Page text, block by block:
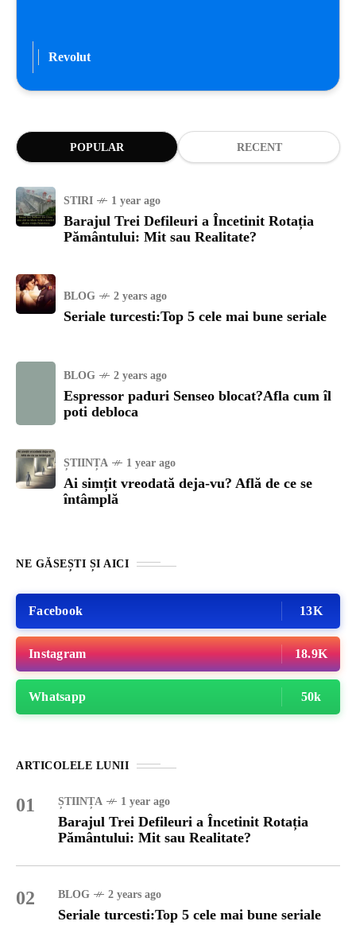
Revolut
POPULAR RECENT
STIRI 1 year ago
Barajul Trei Defileuri a Încetinit Rotația
Pământului: Mit sau Realitate?
BLOG 2 years ago
Seriale turcesti:Top 5 cele mai bune seriale
BLOG 2 years ago
Espressor paduri Senseo blocat?Afla cum îl
poti debloca
ȘTIINȚA 1 year ago
Ai simțit vreodată deja-vu? Află de ce se
întâmplă
NE GĂSEȘTI ȘI AICI
Facebook 13K
Instagram 18.9K
Whatsapp 50k
ARTICOLELE LUNII
01 ȘTIINȚA 1 year ago
Barajul Trei Defileuri a Încetinit Rotația
Pământului: Mit sau Realitate?
02 BLOG 2 years ago
Seriale turcesti:Top 5 cele mai bune seriale